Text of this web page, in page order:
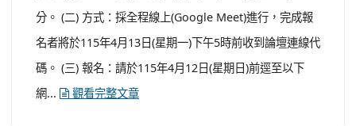
分。 (二) 方式：採全程線上(Google Meet)進行，完成報
名者將於115年4月13日(星期一)下午5時前收到論壇連線代
碼。 (三) 報名：請於115年4月12日(星期日)前逕至以下
網...
觀看完整文章